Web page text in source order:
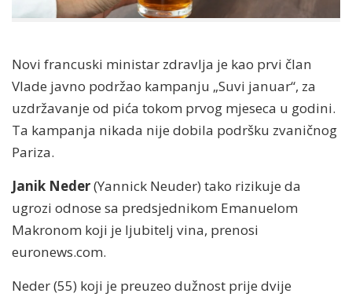
Novi francuski ministar zdravlja je kao prvi član
Vlade javno podržao kampanju „Suvi januar“, za
uzdržavanje od pića tokom prvog mjeseca u godini.
Ta kampanja nikada nije dobila podršku zvaničnog
Pariza.
Janik Neder(Yannick Neuder) tako rizikuje da
ugrozi odnose sa predsjednikom Emanuelom
Makronom koji je ljubitelj vina, prenosi
euronews.com.
Neder (55) koji je preuzeo dužnost prije dvije